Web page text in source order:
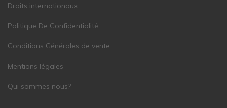
Droits internationaux
Politique De Confidentialité
Conditions Générales de vente
Mentions légales
Qui sommes nous?